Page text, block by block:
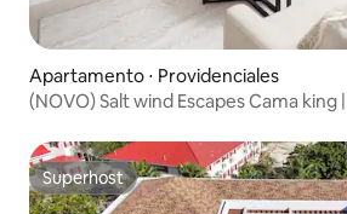
Apartamento ⋅ Providenciales
(NOVO) Salt wind Escapes Cama king
Superhost
Superhost